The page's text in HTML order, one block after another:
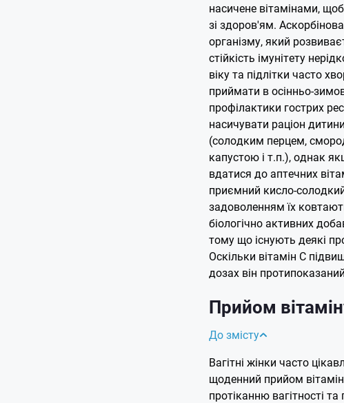
насичене вітамінами,
зі здоров'ям.
організму, який
стійкість імунітету
віку та підлітки часто
приймати в осінньо-
профілактики гострих
насичувати раціон
(солодким перцем,
капустою і т.п.), однак
вдатися до аптечних
приємний кисло-
задоволенням їх
біологічно активних
тому що існують деякі
Оскільки вітамін С
дозах він
Прийом
До змісту
Вагітні жінки часто
щоденний прийом
протіканню вагітності